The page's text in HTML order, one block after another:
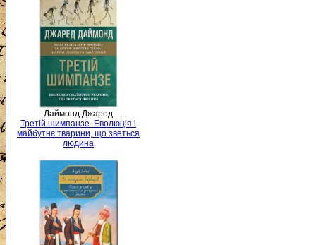
Даймонд Джаред
Третій шимпанзе. Еволюція і
майбутнє тварини, що зветься
людина